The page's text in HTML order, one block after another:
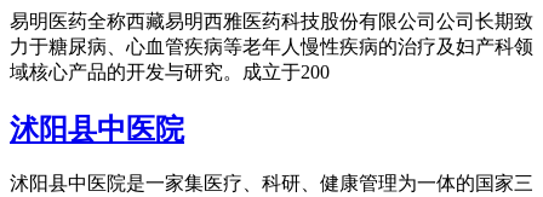
易明医药全称西藏易明西雅医药科技股份有限公司公司长期致
力于糖尿病、心血管疾病等老年人慢性疾病的治疗及妇产科领
域核心产品的开发与研究。成立于200
沭阳县中医院
沭阳县中医院是一家集医疗、科研、健康管理为一体的国家三